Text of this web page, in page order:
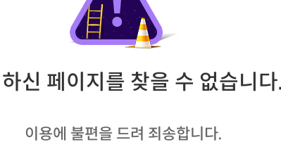
신 페이지를 찾을 수 없습니다.
이용에 불편을 드려 죄송합니다.